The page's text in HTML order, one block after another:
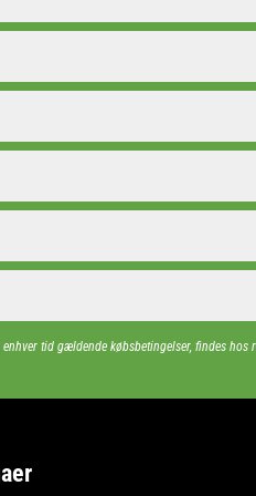
tid gældende købsbetingelser, findes hos